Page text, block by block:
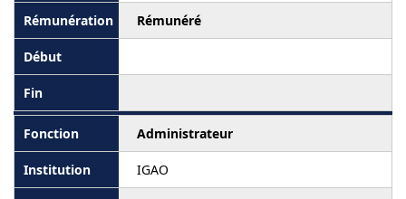
Rémunéré
Administrateur
IGAO